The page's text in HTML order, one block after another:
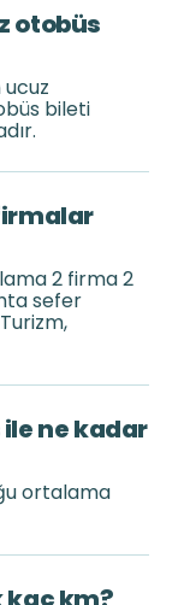
otobüs
bileti
2 firma 2
sefer
ne kadar
ortalama